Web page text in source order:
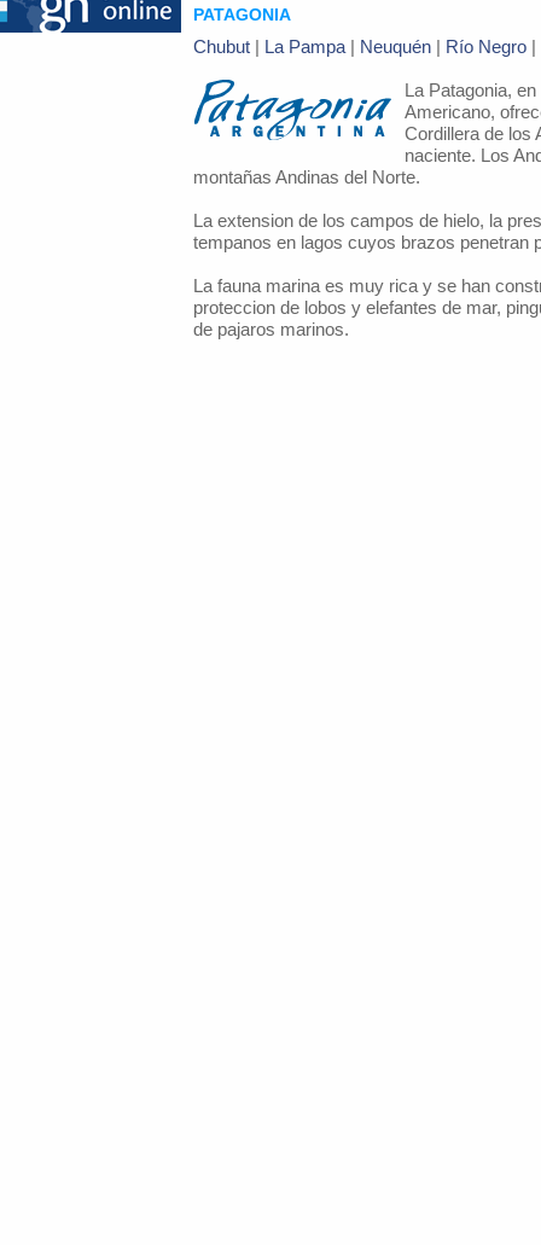
PATAGONIA
Chubut | La Pampa | Neuquén | Río Negro |
La Patagonia,
Americano,
Cordillera de los
naciente. Los
montañas Andinas del Norte.
La extension de los campos de hielo, la
tempanos en lagos cuyos brazos penetran
La fauna marina es muy rica y se han
proteccion de lobos y elefantes de mar,
de pajaros marinos.